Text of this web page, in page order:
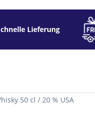
Lieferung
50 cl / 20 % USA